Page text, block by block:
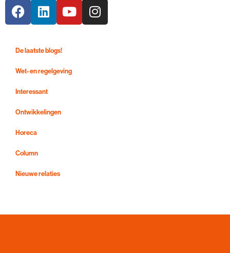
De laatste blogs!
Wet- en regelgeving
Interessant
Ontwikkelingen
Horeca
Column
Nieuwe relaties